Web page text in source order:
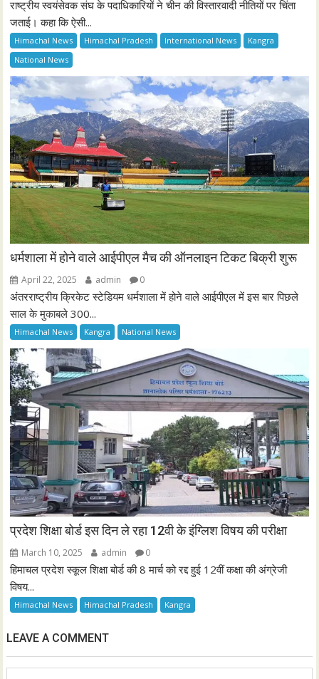
राष्ट्रीय स्वयंसेवक संघ के पदाधिकारियों ने चीन की विस्तारवादी नीतियों पर चिंता
जताई। कहा कि ऐसी...
Himachal News Himachal Pradesh International News
Kangra
National News
धर्मशाला में होने वाले आईपीएल मैच की ऑनलाइन टिकट बिक्री शुरू
April 22, 2025 admin 0
अंतरराष्ट्रीय क्रिकेट स्टेडियम धर्मशाला में होने वाले आईपीएल में इस बार पिछले
साल के मुकाबले 300...
Himachal News Kangra National News
प्रदेश शिक्षा बोर्ड इस दिन ले रहा 12वी के इंग्लिश विषय की परीक्षा
March 10, 2025 admin 0
हिमाचल प्रदेश स्कूल शिक्षा बोर्ड की 8 मार्च को रद्द हुई 12वीं कक्षा की अंग्रेजी
विषय...
Himachal News Himachal Pradesh Kangra
LEAVE A COMMENT